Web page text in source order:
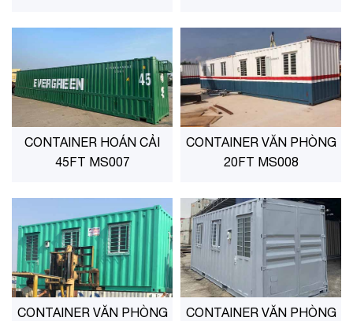
CONTAINER HOÁN CẢI
45FT MS007
CONTAINER VĂN PHÒNG
20FT MS008
CONTAINER VĂN PHÒNG
CONTAINER VĂN PHÒNG